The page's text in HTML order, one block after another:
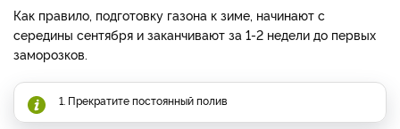
Как правило, подготовку газона к зиме, начинают с
середины сентября и заканчивают за 1-2 недели до первых
заморозков.
1. Прекратите постоянный полив